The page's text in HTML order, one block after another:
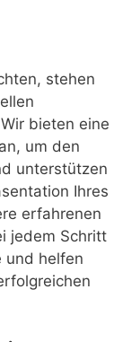
stehen
bieten eine
an, um den
unterstützen
Ihres
erfahrenen
jedem Schritt
und helfen